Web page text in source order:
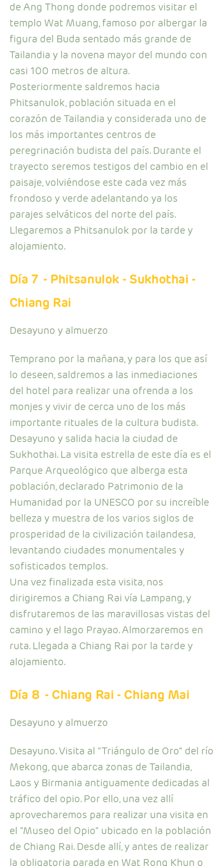
de Ang Thong donde podremos visitar el
templo Wat Muang, famoso por albergar la
figura del Buda sentado más grande de
Tailandia y la novena mayor del mundo con
casi 100 metros de altura.
Posteriormente saldremos hacia
Phitsanulok, población situada en el
corazón de Tailandia y considerada uno de
los más importantes centros de
peregrinación budista del país. Durante el
trayecto seremos testigos del cambio en el
paisaje, volviéndose este cada vez más
frondoso y verde adelantando ya los
parajes selváticos del norte del país.
Llegaremos a Phitsanulok por la tarde y
alojamiento.
Día 7 - Phitsanulok - Sukhothai -
Chiang Rai
Desayuno y almuerzo
Temprano por la mañana, y para los que así
lo deseen, saldremos a las inmediaciones
del hotel para realizar una ofrenda a los
monjes y vivir de cerca uno de los más
importante rituales de la cultura budista.
Desayuno y salida hacia la ciudad de
Sukhothai. La visita estrella de este día es el
Parque Arqueológico que alberga esta
población, declarado Patrimonio de la
Humanidad por la UNESCO por su increíble
belleza y muestra de los varios siglos de
prosperidad de la civilización tailandesa,
levantando ciudades monumentales y
sofisticados templos.
Una vez finalizada esta visita, nos
dirigiremos a Chiang Rai vía Lampang, y
disfrutaremos de las maravillosas vistas del
camino y el lago Prayao. Almorzaremos en
ruta. Llegada a Chiang Rai por la tarde y
alojamiento.
Día 8 - Chiang Rai - Chiang Mai
Desayuno y almuerzo
Desayuno. Visita al “Triángulo de Oro” del río
Mekong, que abarca zonas de Tailandia,
Laos y Birmania antiguamente dedicadas al
tráfico del opio. Por ello, una vez allí
aprovecharemos para realizar una visita en
el “Museo del Opio” ubicado en la población
de Chiang Rai. Desde allí, y antes de realizar
la obligatoria parada en Wat Rong Khun o